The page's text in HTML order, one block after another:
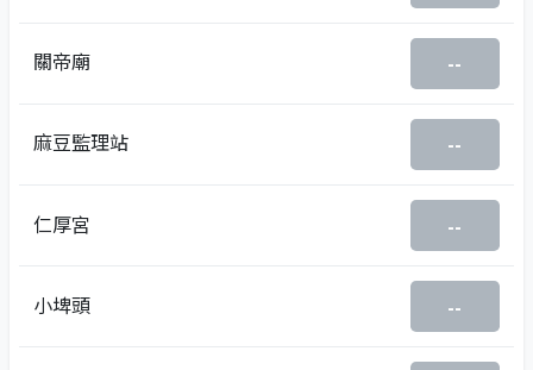
關帝廟 --
麻豆監理站 --
仁厚宮 --
小埤頭 --